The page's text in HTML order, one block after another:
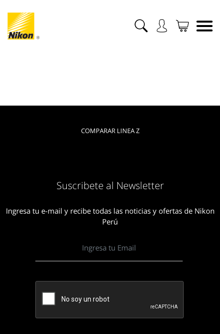
COMPARAR LINEA Z
Suscribete al Newsletter
Ingresa tu e-mail y recibe todas las noticias y ofertas de Nikon
Perú